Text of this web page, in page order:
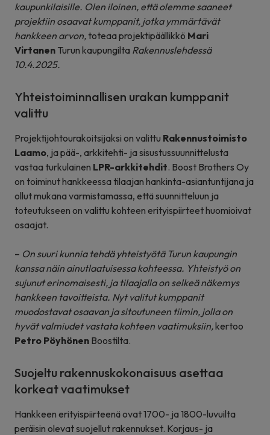
kaupunkilaisille. Olen iloinen, että olemme saaneet
projektiin osaavat kumppanit, jotka ymmärtävät
hankkeen arvon, toteaa projektipäällikkö Mari
Virtanen Turun kaupungilta Rakennuslehdessä
10.4.2025.
Yhteistoiminnallisen urakan kumppanit
valittu
Projektijohtourakoitsijaksi on valittu Rakennustoimisto
Laamo, ja pää-, arkkitehti- ja sisustussuunnittelusta
vastaa turkulainen LPR-arkkitehdit. Boost Brothers Oy
on toiminut hankkeessa tilaajan hankinta-asiantuntijana ja
ollut mukana varmistamassa, että suunnitteluun ja
toteutukseen on valittu kohteen erityispiirteet huomioivat
osaajat.
– On suuri kunnia tehdä yhteistyötä Turun kaupungin
kanssa näin ainutlaatuisessa kohteessa. Yhteistyö on
sujunut erinomaisesti, ja tilaajalla on selkeä näkemys
hankkeen tavoitteista. Nyt valitut kumppanit
muodostavat osaavan ja sitoutuneen tiimin, jolla on
hyvät valmiudet vastata kohteen vaatimuksiin,kertoo
Petro Pöyhönen Boostilta.
Suojeltu rakennuskokonaisuus asettaa
korkeat vaatimukset
Hankkeen erityispiirteenä ovat 1700- ja 1800-luvuilta
peräisin olevat suojellut rakennukset. Korjaus- ja